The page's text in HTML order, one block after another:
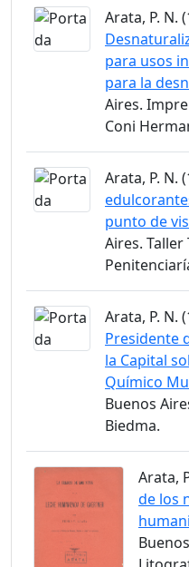
Arata, P. N.
para usos
para la
Aires.
Coni
Arata, P. N.
punto de
Aires.
Arata, P. N.
Presidente
la Capital
Químico
Buenos
Biedma.
Arata,
de los